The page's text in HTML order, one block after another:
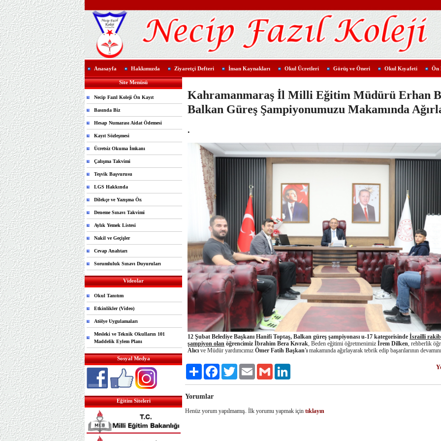
Anasayfa Hakkımızda Ziyaretçi Defteri İnsan Kaynakları Okul Ücretleri Görüş ve Öneri Okul Kıyafeti Ön
Site Menüsü
Necip Fazıl Koleji Ön Kayıt
Basında Biz
Hesap Numarası Aidat Ödemesi
Kayıt Sözleşmesi
Ücretsiz Okuma İmkanı
Çalışma Takvimi
Teşvik Başvurusu
LGS Hakkında
Dilekçe ve Yazışma Ör.
Deneme Sınavı Takvimi
Aylık Yemek Listesi
Nakil ve Geçişler
Cevap Anahtarı
Sorumluluk Sınavı Duyuruları
Videolar
Okul Tanıtım
Etkinlikler (Video)
Atölye Uygulamaları
Mesleki ve Teknik Okulların 101
Maddelik Eylem Planı
Sosyal Medya
Eğitim Siteleri
Kahramanmaraş İl Milli Eğitim Müdürü Erhan
Balkan Güreş Şampiyonumuzu Makamında
.
12 Şubat Belediye Başkanı Hanifi Toptaş, Balkan güreş şampiyonası u-17 kategorisinde İsrailli
şampiyon olan öğrencimiz İbrahim Bera Kıvrak, Beden eğitimi öğretmenimiz İrem Dilken, rehberlik
Alıcı ve Müdür yardımcımız Ömer Fatih Başkan'ı makamında ağırlayarak tebrik edip başarılarının
Share FacebookTwitter Email Gmail
Yorumlar
Henüz yorum yapılmamış. İlk yorumu yapmak için tıklayın